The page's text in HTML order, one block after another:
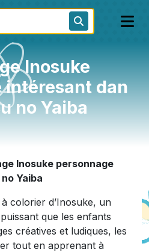
Inosuke
intéresant dan
no Yaiba
Inosuke personnage
Yaiba
colorier d’Inosuke, un
que les enfants
créatives et ludiques, les
tout en apprenant à